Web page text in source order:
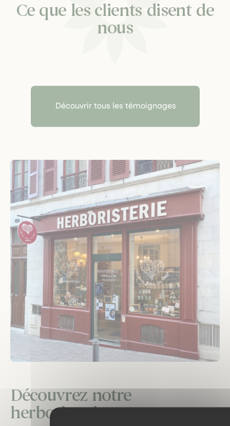
Ce que les clients disent de
nous
Découvrir tous les témoignages
Découvrez notre
herboristerie : un voyage au